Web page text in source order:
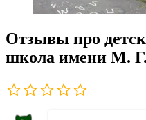
Отзывы про
школа имени М.